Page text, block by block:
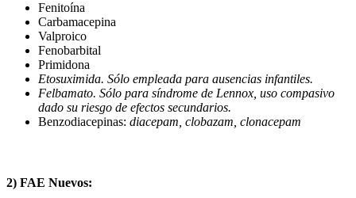
Fenitoína
Carbamacepina
Valproico
Fenobarbital
Primidona
Etosuximida. Sólo empleada para ausencias infantiles.
Felbamato. Sólo para síndrome de Lennox, uso compasivo
dado su riesgo de efectos secundarios.
Benzodiacepinas: diacepam, clobazam, clonacepam
2) FAE Nuevos: